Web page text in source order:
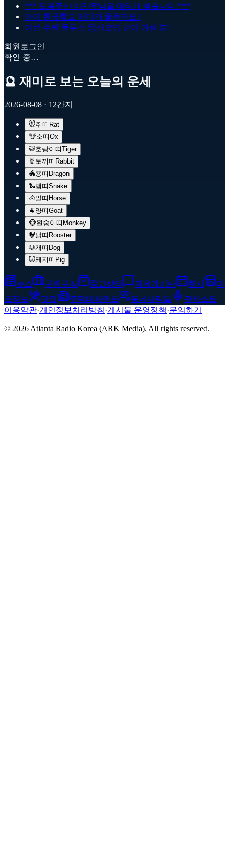
*** 도움주신 이민우님을 애타게 찾습니다 ***
아이 한국학교 어디가 좋을까요?
이번 주말 둘루스 등산모임 같이 가실 분!
회원로그인
확인 중…
🔮 재미로 보는 오늘의 운세
2026-08-08 · 12간지
🐭쥐띠 Rat
🐮소띠Ox
🐯호랑이띠Tiger
🐰 토끼띠 Rabbit
🐲용띠 Dragon
🐍뱀띠Snake
🐴말띠 Horse
🐐 양띠Goat
🐵원숭이띠 Monkey
🐓닭띠 Rooster
🐶개띠 Dog
🐷돼지띠 Pig
뉴스 구인구직 중고장터 자유게시판 행사
마
트정보
맛집 주택매매렌트 동네사람들
팟캐스트
이용약관·개인정보처리방침·게시물 운영정책·문의하기
© 2026 Atlanta Radio Korea (ARK Media). All rights reserved.